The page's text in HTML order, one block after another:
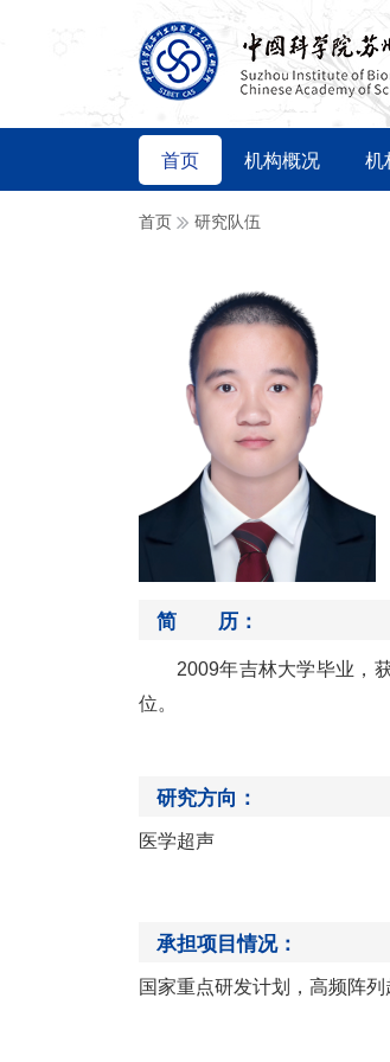
首页 机构概况 机
首页 研究队伍
简 历：
2009年吉林大学毕业，
位。
研究方向：
医学超声
承担项目情况：
国家重点研发计划，高频阵